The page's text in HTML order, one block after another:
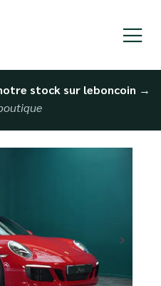
stock sur leboncoin →